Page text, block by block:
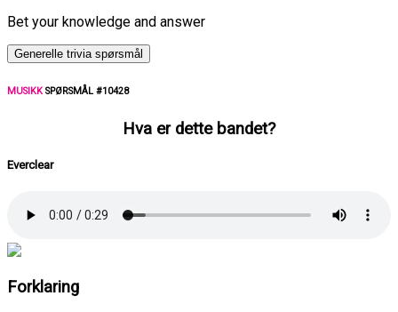
Bet your knowledge and answer
Generelle trivia spørsmål
MUSIKKSPØRSMÅL #10428
Hva er dette bandet?
Everclear
Forklaring